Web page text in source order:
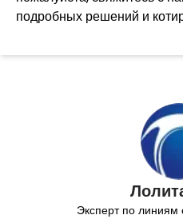
Эксперт по линиям
подробных решений и